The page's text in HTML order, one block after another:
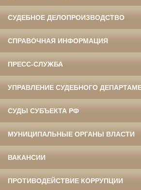
СУДЕБНОЕ ДЕЛОПРОИЗВОДСТВО
СПРАВОЧНАЯ ИНФОРМАЦИЯ
ПРЕСС-СЛУЖБА
УПРАВЛЕНИЕ СУДЕБНОГО
СУДЫ СУБЪЕКТА РФ
МУНИЦИПАЛЬНЫЕ ОРГАНЫ ВЛАСТИ
ВАКАНСИИ
ПРОТИВОДЕЙСТВИЕ КОРРУПЦИИ